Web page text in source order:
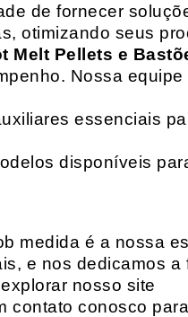
de fornecer
otimizando seus
Melt Pellets e
Nossa
essenciais
disponíveis
medida é a nossa
e nos dedicamos
nosso site
contato conosco